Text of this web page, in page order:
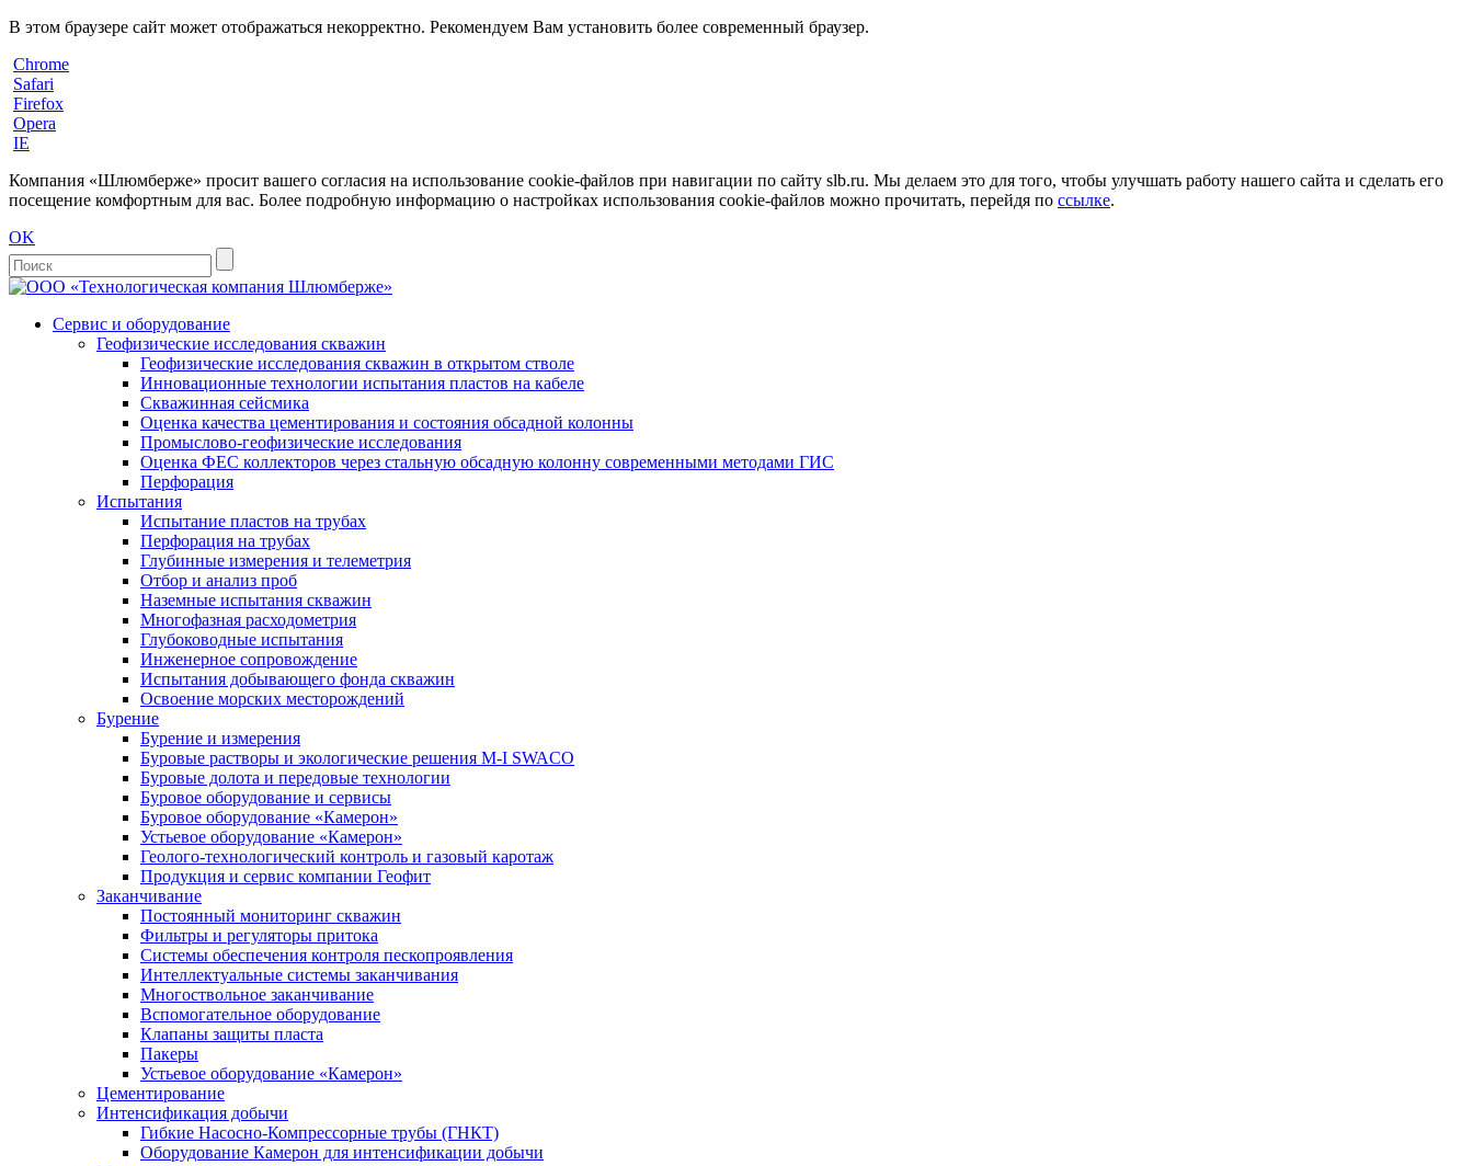
В этом браузере сайт может отображаться некорректно. Рекомендуем Вам установить более современный браузер.
Chrome
Safari
Firefox
Opera
IE
Компания «Шлюмберже» просит вашего согласия на использование cookie-файлов при навигации по сайту slb.ru. Мы делаем это для того, чтобы улучшать работу нашего сайта и сделать его
посещение комфортным для вас. Более подробную информацию о настройках использования cookie-файлов можно прочитать, перейдя по ссылке.
OK
Сервис и оборудование
Геофизические исследования скважин
Геофизические исследования скважин в открытом стволе
Инновационные технологии испытания пластов на кабеле
Скважинная сейсмика
Оценка качества цементирования и состояния обсадной колонны
Промыслово-геофизические исследования
Оценка ФЕС коллекторов через стальную обсадную колонну современными методами ГИС
Перфорация
Испытания
Испытание пластов на трубах
Перфорация на трубах
Глубинные измерения и телеметрия
Отбор и анализ проб
Наземные испытания скважин
Многофазная расходометрия
Глубоководные испытания
Инженерное сопровождение
Испытания добывающего фонда скважин
Освоение морских месторождений
Бурение
Бурение и измерения
Буровые растворы и экологические решения M-I SWACO
Буровые долота и передовые технологии
Буровое оборудование и сервисы
Буровое оборудование «Камерон»
Устьевое оборудование «Камерон»
Геолого-технологический контроль и газовый каротаж
Продукция и сервис компании Геофит
Заканчивание
Постоянный мониторинг скважин
Фильтры и регуляторы притока
Cистемы обеспечения контроля пескопроявления
Интеллектуальные системы заканчивания
Многоствольное заканчивание
Вспомогательное оборудование
Клапаны защиты пласта
Пакеры
Устьевое оборудование «Камерон»
Цементирование
Интенсификация добычи
Гибкие Насосно-Компрессорные трубы (ГНКТ)
Оборудование Камерон для интенсификации добычи